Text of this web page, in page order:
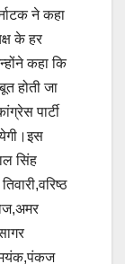
ने कहा
के हर
कहा कि
होती जा
पार्टी
सिंह